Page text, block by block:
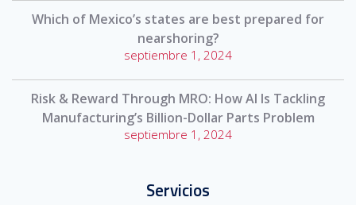
Which of Mexico’s states are best prepared for
nearshoring?
septiembre 1, 2024
Risk & Reward Through MRO: How AI Is Tackling
Manufacturing’s Billion-Dollar Parts Problem
septiembre 1, 2024
Servicios